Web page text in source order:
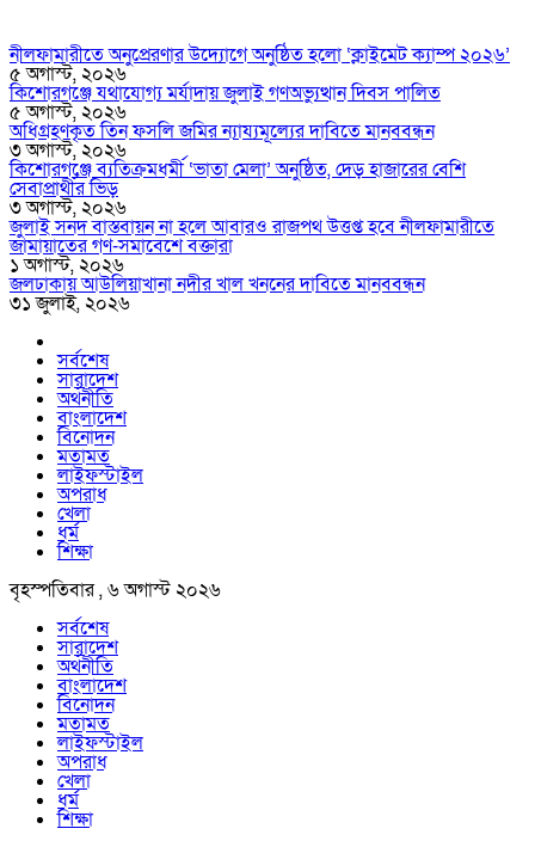
নীলফামারীতে অনুপ্রেরণার উদ্যোগে অনুষ্ঠিত হলো ‘ক্লাইমেট ক্যাম্প ২০২৬’
৫ অগাস্ট, ২০২৬
কিশোরগঞ্জে যথাযোগ্য মর্যাদায় জুলাই গণঅভ্যুত্থান দিবস পালিত
৫ অগাস্ট, ২০২৬
অধিগ্রহণকৃত তিন ফসলি জমির ন্যায্যমূল্যের দাবিতে মানববন্ধন
৩ অগাস্ট, ২০২৬
কিশোরগঞ্জে ব্যতিক্রমধর্মী ‘ভাতা মেলা’ অনুষ্ঠিত, দেড় হাজারের বেশি
সেবাপ্রার্থীর ভিড়
৩ অগাস্ট, ২০২৬
জুলাই সনদ বাস্তবায়ন না হলে আবারও রাজপথ উত্তপ্ত হবে নীলফামারীতে
জামায়াতের গণ-সমাবেশে বক্তারা
১ অগাস্ট, ২০২৬
জলঢাকায় আউলিয়াখানা নদীর খাল খননের দাবিতে মানববন্ধন
৩১ জুলাই, ২০২৬
সর্বশেষ
সারাদেশ
অর্থনীতি
বাংলাদেশ
বিনোদন
মতামত
লাইফস্টাইল
অপরাধ
খেলা
ধর্ম
শিক্ষা
বৃহস্পতিবার , ৬ অগাস্ট ২০২৬
সর্বশেষ
সারাদেশ
অর্থনীতি
বাংলাদেশ
বিনোদন
মতামত
লাইফস্টাইল
অপরাধ
খেলা
ধর্ম
শিক্ষা